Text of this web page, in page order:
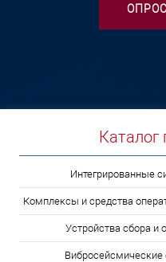
Каталог
Интегрированные
Комплексы и средства
Устройства сбора и
Вибросейсмические